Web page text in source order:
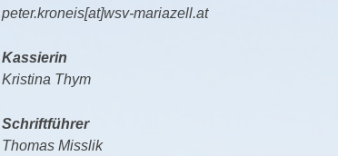
peter.kroneis[at]wsv-mariazell.at
Kassierin
Kristina Thym
Schriftführer
Thomas Misslik